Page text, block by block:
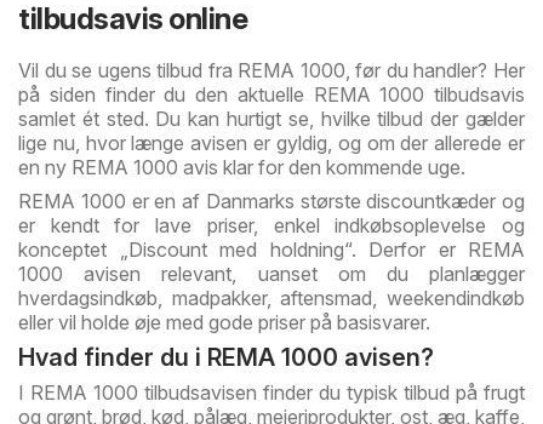
tilbudsavis online
Vil du se ugens tilbud fra REMA 1000, før du handler? Her
på siden finder du den aktuelle REMA 1000 tilbudsavis
samlet ét sted. Du kan hurtigt se, hvilke tilbud der gælder
lige nu, hvor længe avisen er gyldig, og om der allerede er
en ny REMA 1000 avis klar for den kommende uge.
REMA 1000 er en af Danmarks største discountkæder og
er kendt for lave priser, enkel indkøbsoplevelse og
konceptet „Discount med holdning“. Derfor er REMA
1000 avisen relevant, uanset om du planlægger
hverdagsindkøb, madpakker, aftensmad, weekendindkøb
eller vil holde øje med gode priser på basisvarer.
Hvad finder du i REMA 1000 avisen?
I REMA 1000 tilbudsavisen finder du typisk tilbud på frugt
og grønt, brød, kød, pålæg, mejeriprodukter, ost, æg, kaffe,